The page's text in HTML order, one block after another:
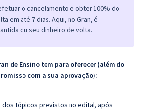
o cancelamento e obter 100% do
em até 7 dias. Aqui, no Gran, é
ou seu dinheiro de volta.
de Ensino tem para oferecer (além do
com a sua aprovação):
dos tópicos previstos no edital, após